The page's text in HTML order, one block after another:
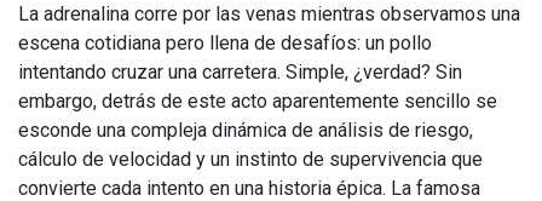
La adrenalina corre por las venas mientras observamos una
escena cotidiana pero llena de desafíos: un pollo
intentando cruzar una carretera. Simple, ¿verdad? Sin
embargo, detrás de este acto aparentemente sencillo se
esconde una compleja dinámica de análisis de riesgo,
cálculo de velocidad y un instinto de supervivencia que
convierte cada intento en una historia épica. La famosa